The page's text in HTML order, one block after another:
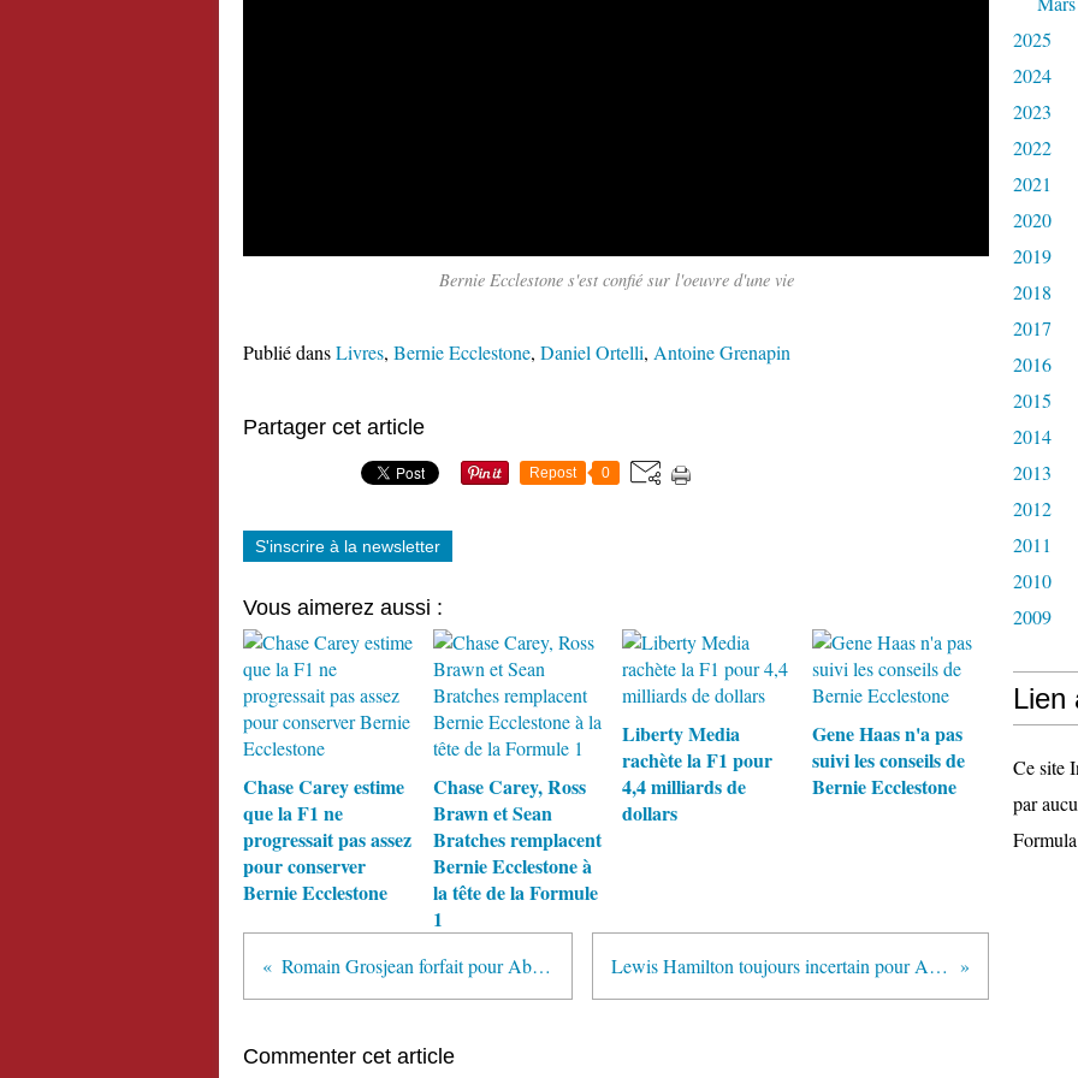
Bernie Ecclestone s'est confié sur l'oeuvre d'une vie
Publié dansLivres, Bernie Ecclestone, Daniel Ortelli, Antoine Grenapin
Partager cet article
Repost 0
S'inscrire à la newsletter
Vous aimerez aussi :
Chase Carey estime
que la F1 ne
progressait pas assez
pour conserver
Bernie Ecclestone
Chase Carey, Ross
Brawn et Sean
Bratches remplacent
Bernie Ecclestone à
la tête de la Formule
1
Liberty Media
rachète la F1 pour
4,4 milliards de
dollars
Gene Haas n'a pas
suivi les conseils de
Bernie Ecclestone
Romain Grosjean forfait pour Abu Dhabi Lewis Hamilton toujours incertain pour Abu Dhabi
Commenter cet article
2025
2024
2023
2022
2021
2020
2019
2018
2017
2016
2015
2014
2013
2012
2011
2010
2009
Lien
Ce site
par